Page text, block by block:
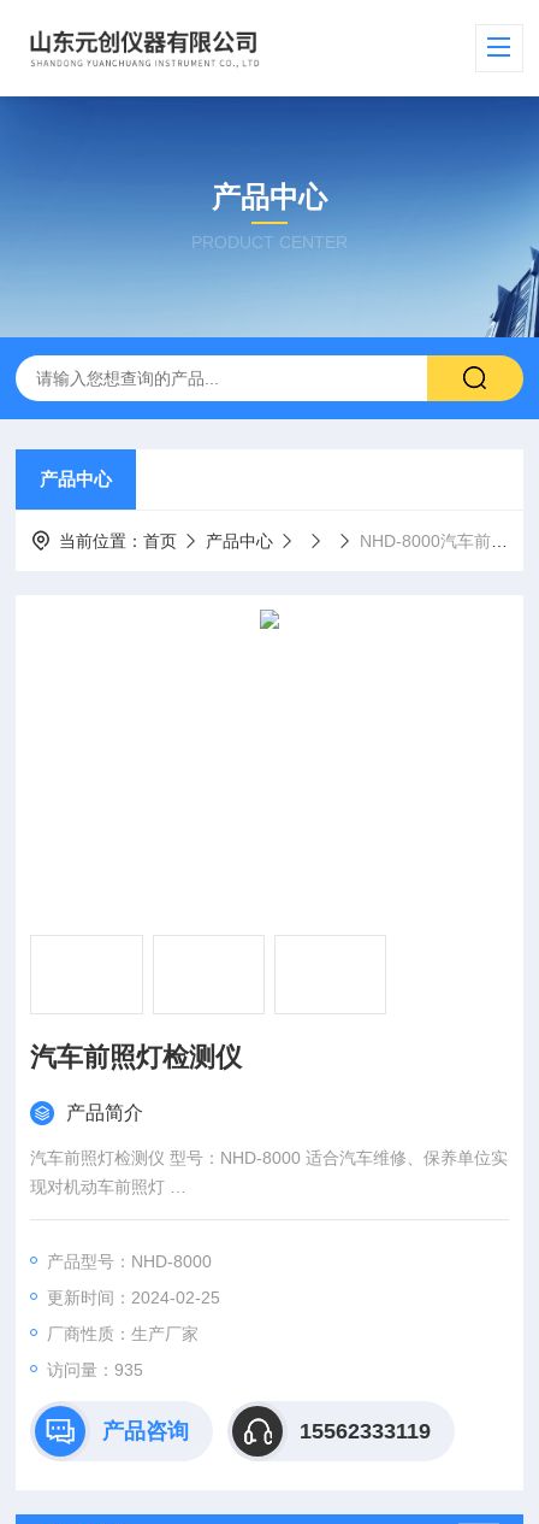
产品中心
PRODUCT CENTER
产品中心
当前位置：首页 产品中心 NHD-8000汽车前照灯检测仪
汽车前照灯检测仪
产品简介
汽车前照灯检测仪 型号：NHD-8000 适合汽车维修、保养单位实
现对机动车前照灯
的光束照射位置进行调整与检测的经济型解决
产品型号：NHD-8000
更新时间：2024-02-25
厂商性质：生产厂家
访问量：935
产品咨询 15562333119